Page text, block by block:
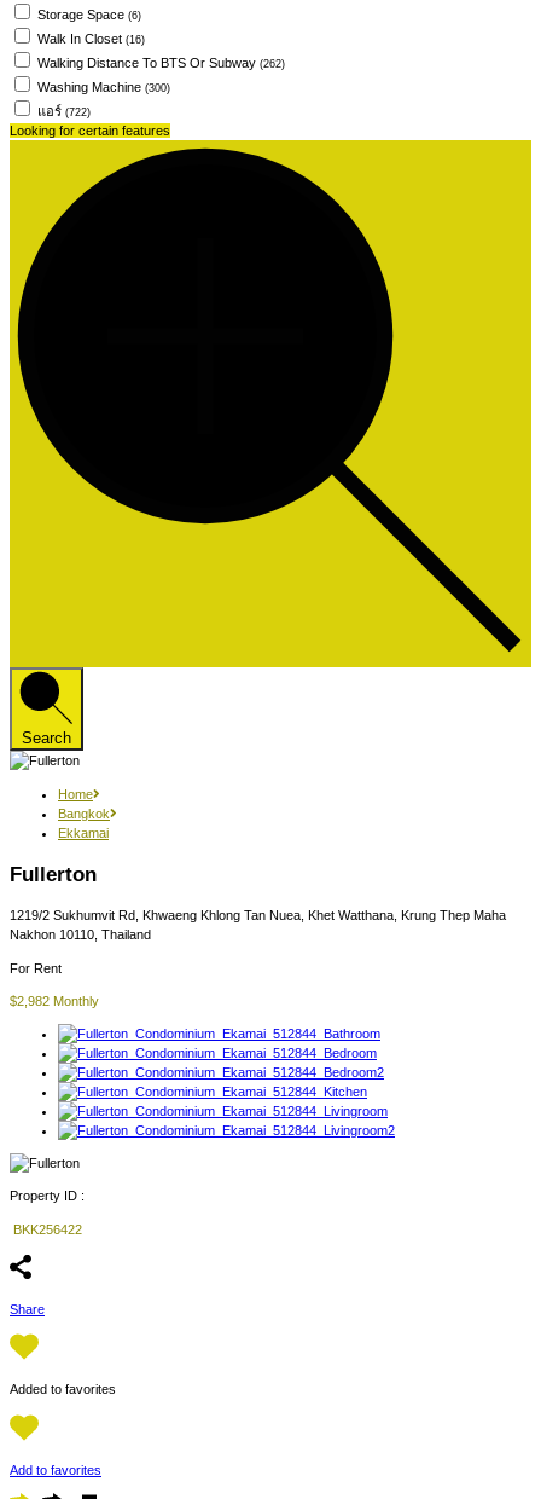
Storage Space (6)
Walk In Closet (16)
Walking Distance To BTS Or Subway (262)
Washing Machine (300)
แอร์ (722)
Looking for certain features
Search
Home
Bangkok
Ekkamai
Fullerton
1219/2 Sukhumvit Rd, Khwaeng Khlong Tan Nuea, Khet Watthana, Krung Thep Maha
Nakhon 10110, Thailand
For Rent
$2,982 Monthly
Property ID :
BKK256422
Share
Added to favorites
Add to favorites